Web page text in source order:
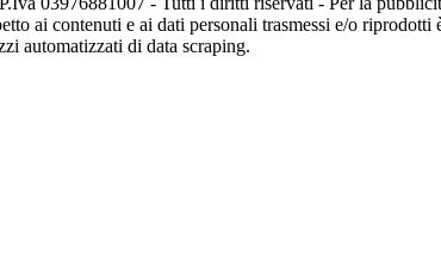
ai contenuti e ai dati personali trasmessi e/o
automatizzati di data scraping.